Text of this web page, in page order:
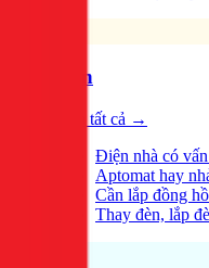
Điện
Xem tất cả →
Điện nhà có
Aptomat hay
Cần lắp đồng
Thay đèn, lắp